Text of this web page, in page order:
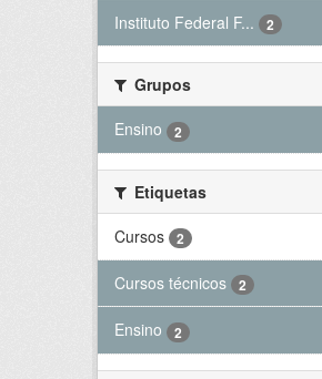
Instituto Federal F...
2
Grupos
Ensino
2
Etiquetas
Cursos
2
Cursos técnicos 2
Ensino 2